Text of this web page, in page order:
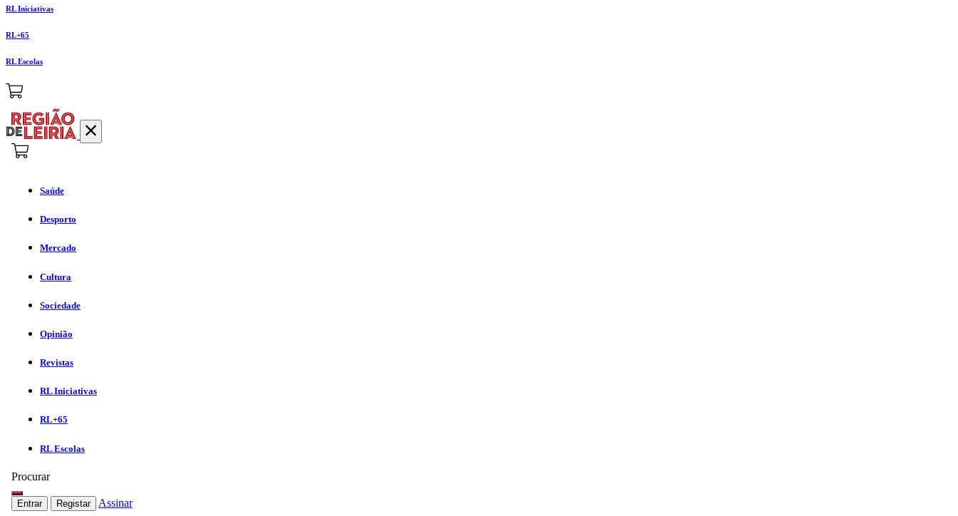
RL Iniciativas
RL+65
RL Escolas
Saúde
Desporto
Mercado
Cultura
Sociedade
Opinião
Revistas
RL Iniciativas
RL+65
RL Escolas
Procurar
Entrar Registar Assinar